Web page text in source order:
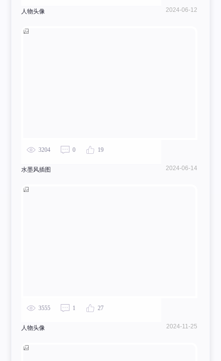
人物头像 2024-06-12
3204 0 19
水墨风插图 2024-06-14
3555 1 27
人物头像 2024-11-25